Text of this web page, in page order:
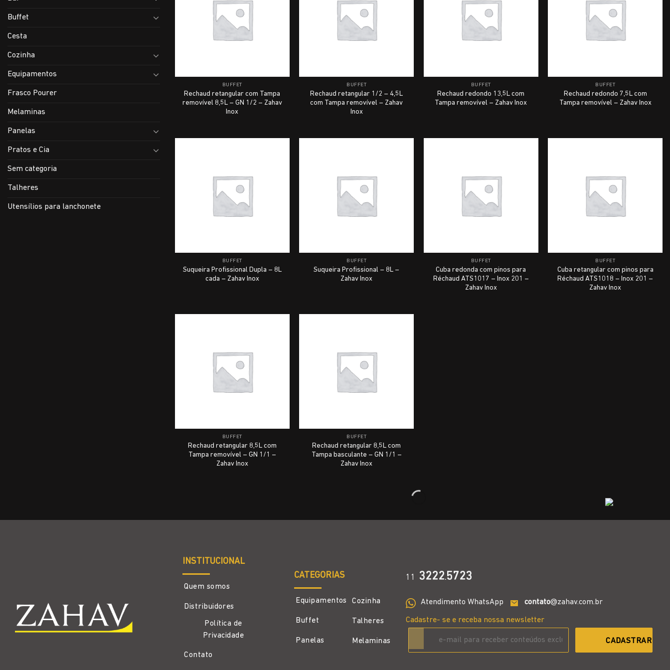
Buffet
Cesta
Cozinha
Equipamentos
Frasco Pourer
Melaminas
Panelas
Pratos e Cia
Sem categoria
Talheres
Utensílios para lanchonete
BUFFET
Rechaud retangular com Tampa
removível 8,5L – GN 1/2 – Zahav
Inox
BUFFET
Rechaud retangular 1/2 – 4,5L
com Tampa removível – Zahav
Inox
BUFFET
Rechaud redondo 13,5L com
Tampa removível – Zahav Inox
BUFFET
Rechaud redondo 7,5L com
Tampa removível – Zahav Inox
BUFFET
Suqueira Profissional Dupla – 8L
cada – Zahav Inox
BUFFET
Suqueira Profissional – 8L –
Zahav Inox
BUFFET
Cuba redonda com pinos para
Réchaud ATS1017 – Inox 201 –
Zahav Inox
BUFFET
Cuba retangular com pinos para
Réchaud ATS1018 – Inox 201 –
Zahav Inox
BUFFET
Rechaud retangular 8,5L com
Tampa removível – GN 1/1 –
Zahav Inox
BUFFET
Rechaud retangular 8,5L com
Tampa basculante – GN 1/1 –
Zahav Inox
INSTITUCIONAL
Quem somos
Distribuidores
Política de
Privacidade
Contato
CATEGORIAS
Equipamentos
Buffet
Panelas
Cozinha
Talheres
Melaminas
11 3222.5723
Atendimento WhatsApp contato@zahav.com.br
Cadastre- se e receba nossa newsletter